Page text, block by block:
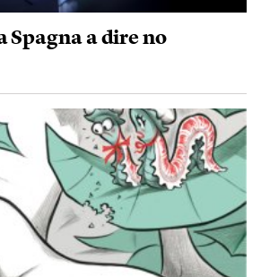
Spagna a dire no